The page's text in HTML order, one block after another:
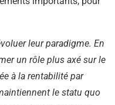
leur paradigme. En
un rôle plus axé sur le
à la rentabilité par
le statu quo